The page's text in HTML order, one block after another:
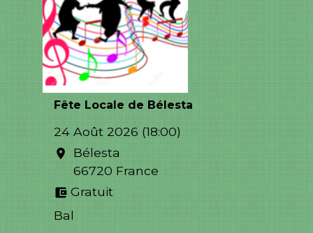
Fête Locale de Bélesta
24 Août 2026 (18:00)
location_on
Bélesta
66720 France
account_balance_wallet Gratuit
Bal